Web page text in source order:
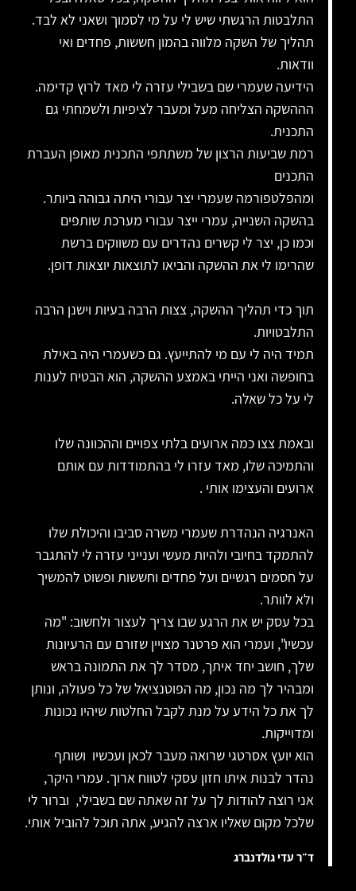
התלבטות הרגשתי שיש לי על מי לסמוך ושאני לא לבד.
תהליך של השקה מלווה בהמון חששות, פחדים ואי
וודאות.
הידיעה שעמרי שם בשבילי עזרה לי מאד לרוץ קדימה.
הההשקה הצליחה מעל ומעבר לציפיות ולשמחתי גם
התכנית.
רמת שביעות הרצון של משתתפי התכנית מאופן העברת
התכנים
ומהפלטפורמה שעמרי יצר עבורי היתה גבוהה ביותר.
בהשקה השנייה, עמרי ייצר עבורי מערכת שותפים
וכמו כן, יצר לי קשרים נהדרים עם משווקים ברשת
שהרימו לי את ההשקה והביאו לתוצאות יוצאות דופן.
תוך כדי תהליך ההשקה, צצות הרבה בעיות וישנן הרבה
התלבטויות.
תמיד היה לי עם מי להתייעץ. גם כשעמרי היה באילת
בחופשה ואני הייתי באמצע ההשקה, הוא הבטיח לענות
לי על כל שאלה.
ובאמת צצו כמה ארועים בלתי צפויים וההכוונה שלו
והתמיכה שלו, מאד עזרו לי בהתמודדות עם אותם
ארועים והעצימו אותי .
האנרגיה הנהדרת שעמרי משרה סביבו והיכולת שלו
להתמקד בחיובי ולהיות מעשי וענייני עזרה לי להתגבר
על חסמים רגשיים ועל פחדים וחששות ופשוט להמשיך
ולא לוותר.
בכל עסק יש את הרגע שבו צריך לעצור ולחשוב: "מה
עכשיו", ועמרי הוא פרטנר מצויין שזורם עם הרעיונות
שלך, חושב יחד איתך, מסדר לך את התמונה בראש
ומבהיר לך מה נכון, מה הפוטנציאל של כל פעולה, ונותן
לך את כל הידע על מנת לקבל החלטות שיהיו נכונות
ומדוייקות.
הוא יועץ אסרטגי שרואה מעבר לכאן ועכשיו ושותף
נהדר לבנות איתו חזון עסקי לטווח ארוך. עמרי היקר,
אני רוצה להודות לך על זה שאתה שם בשבילי, וברור לי
שלכל מקום שאליו ארצה להגיע, אתה תוכל להוביל אותי.
ד״ר עדי גולדנברג